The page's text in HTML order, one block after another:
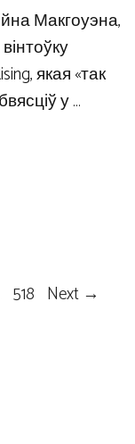
Макгоуэна,
якая «так
у …
Page
518 Next →